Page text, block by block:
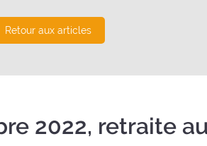
Retour aux articles
2022, retraite au